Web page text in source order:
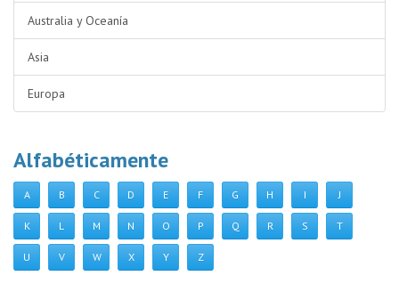
Australia y Oceanía
Asia
Europa
Alfabéticamente
A B C D E F G H I J
K L M N O P Q R S T
U V W X Y Z